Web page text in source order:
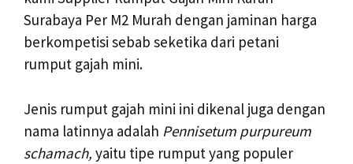
Surabaya Per M2 Murah dengan jaminan harga
berkompetisi sebab seketika dari petani
rumput gajah mini.
Jenis rumput gajah mini ini dikenal juga dengan
nama latinnya adalah Pennisetum purpureum
schamach, yaitu tipe rumput yang populer